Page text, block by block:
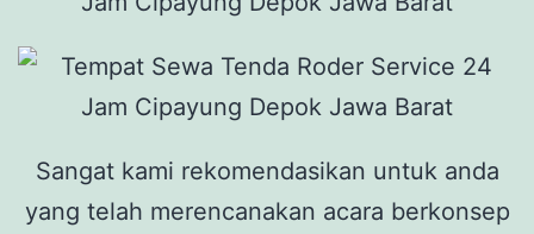
Sangat kami rekomendasikan untuk anda
yang telah merencanakan acara berkonsep